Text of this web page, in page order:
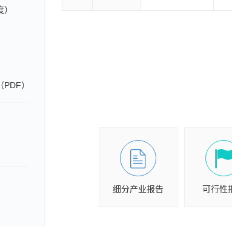
）
细分产业报告 可行性